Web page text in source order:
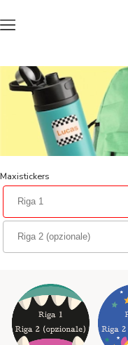
Maxistickers